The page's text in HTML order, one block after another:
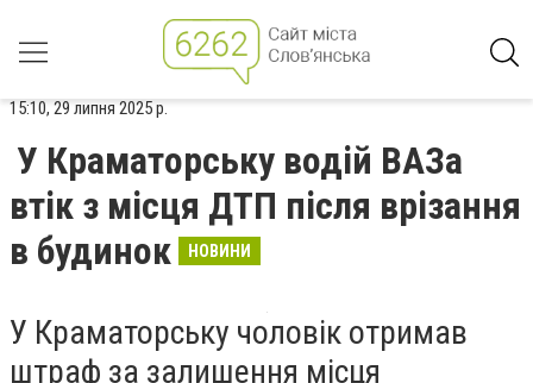
15:10, 29 липня 2025 р.
У Краматорську водій ВАЗа
втік з місця ДТП після врізання
в будинок
НОВИНИ
У Краматорську чоловік отримав
штраф за залишення місця